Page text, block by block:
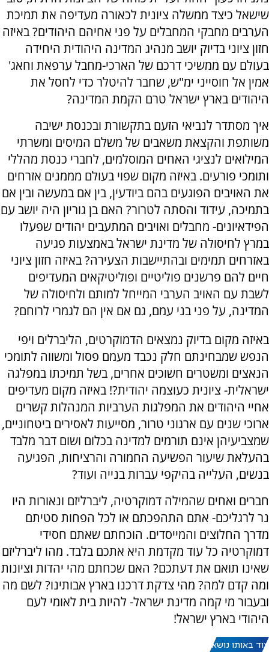
שישאל כיצד ממשלה ציונית לכאורה מעדיפה את תמיכת
הערבים מחבקי המחבלים על פני אחיהם היהודים? באיזה
חזון ציוני בדיוק יושב מנהיג המדינה היהודית היחידה
בעולם עם ממשיכי דרכם של הארכי-מחבל ערפאת וחאג'
אמין אל חוסייני ימ"ש, שחבר להיטלר כדי לחסל את
היהודים בארץ ישראל טרם הקמת המדינה?
איך מסתדר לנביאי הזעם בתקשורת ובכנסת ישיבה
משותפת והקצאת משאבים של משלם המיסים ומשרתי
המילואים לנציגי האחים המוסלמים, לחברי כנסת מהללי
ותומכי פורעים. באיזה מקום שפוי בעולם מממנים אזרחים
את האויבים הפוגעים בהם ביודעין, בין אם במעשה ובין אם
בתמיכה, עידוד והסתה לטרור? האם בן גוריון היה יושב עם
הפידאיונים- מחבלים ואויבים המתעבים יהודים שפעלו
במרץ לחיסולה של מדינת ישראל באמצעות פגיעה
באזרחים תמימים ובהתיישבות הצעירה? באיזה חזון ציוני
חיים להם פרשנים פוליטיים ופוליטיקאים המעדיפים
לשבת עם האויב הערבי המייחל למותם ולחיסולה של
המדינה, על פני בני עמם, גם אם אין הם לגמרי לרוחם?
באיזה מקום בדיוק נמצאים הדמוקרטים, הליברלים ויפי
הנפש שמבחינתם חלק נכבד מעמם פסול ומשווה לתומכי
הנאצים ומשטרים חשוכים אחרים, בשל תמיכתו במפלגה
ישראלית- ציונית כעוצמה יהודית?! באיזה מקום מעדיפים
אחיי היהודים את המפלגות הערביות המנהלות קשרים
ארוכי שנים עם ארגוני טרור, מסייעות לאסירים ביטחוניים,
שמצביעיהן אינם תורמים למדינה בכלום ושום דבר מלבד
בהעלאת שיעור הפשיעה החמורה והרציחות, הפגיעה
בנשים, העלייה בהיקפי עברות בנייה ועוד?
חברים ואחים שהמילה דמוקרטיה, ליברליזם ונאורות היו
נר לרגליכם- אתם התהפכתם או לכל הפחות סטיתם
מדרך החלוצים והמייסדים. הוכחתם שאתם חסידי
דמוקרטיה כל עוד מקדמת היא אתכם בלבד. מהו ליברליזם
שאינו תואם את דעתכם? האם שכחתם מהי יהדות וציונות
ומה קדם למה? מהי צדקת דרכנו בארץ אבותינו? לשם מה
ובעבור מי קמה מדינת ישראל- להיות בית לאומי לעם
היהודי בארץ ישראל!
עוד באותו נושא: